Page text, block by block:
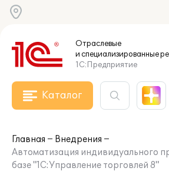
Отраслевые
и специализированные
1С:Предприятие
Каталог
Главная
Внедрения
Автоматизация индивидуального
базе "1С:Управление торговлей 8"